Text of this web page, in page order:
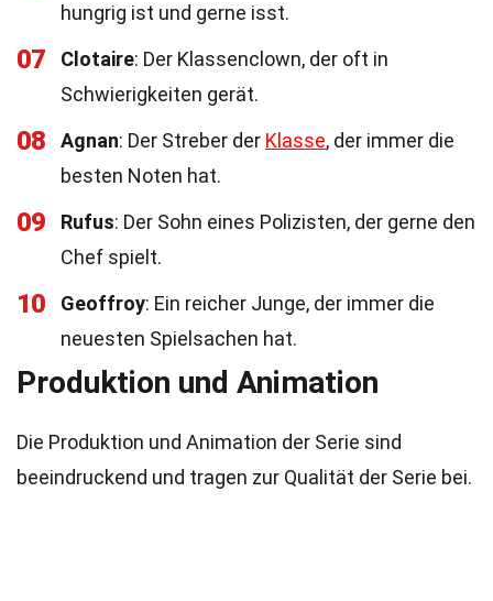
hungrig ist und gerne isst.
07 Clotaire: Der Klassenclown, der oft in
Schwierigkeiten gerät.
08 Agnan: Der Streber der Klasse, der immer die
besten Noten hat.
09 Rufus: Der Sohn eines Polizisten, der gerne den
Chef spielt.
10 Geoffroy: Ein reicher Junge, der immer die
neuesten Spielsachen hat.
Produktion und Animation
Die Produktion und Animation der Serie sind
beeindruckend und tragen zur Qualität der Serie bei.